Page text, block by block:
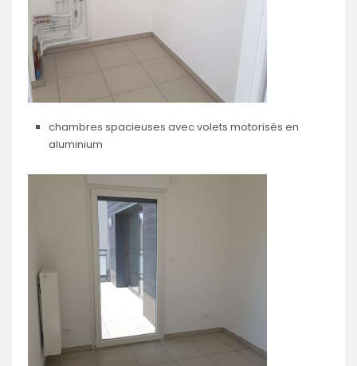
chambres spacieuses avec volets motorisés en
aluminium